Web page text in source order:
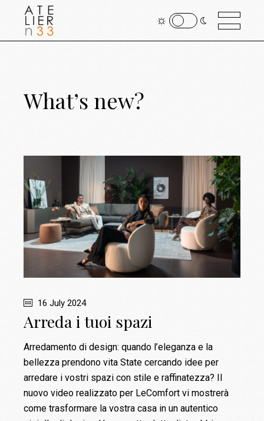
What’s new?
16 July 2024
Arreda i tuoi spazi
Arredamento di design: quando l’eleganza e la
bellezza prendono vita State cercando idee per
arredare i vostri spazi con stile e raffinatezza? Il
nuovo video realizzato per LeComfort vi mostrerà
come trasformare la vostra casa in un autentico